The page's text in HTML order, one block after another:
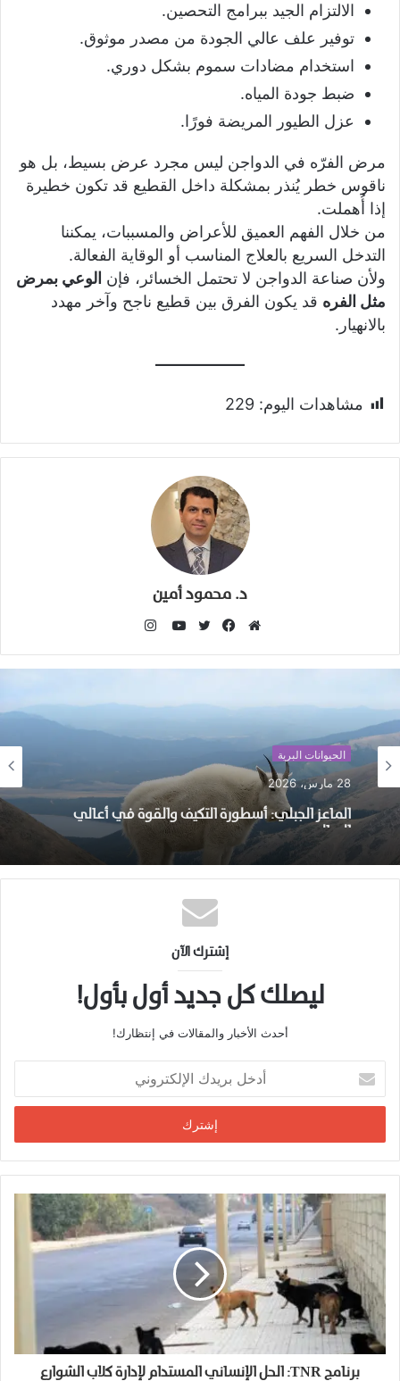
الالتزام الجيد ببرامج التحصين.
توفير علف عالي الجودة من مصدر موثوق.
استخدام مضادات سموم بشكل دوري.
ضبط جودة المياه.
عزل الطيور المريضة فورًا.
مرض الفرّه في الدواجن ليس مجرد عرض بسيط، بل هو
ناقوس خطر يُنذر بمشكلة داخل القطيع قد تكون خطيرة
إذا أُهملت.
من خلال الفهم العميق للأعراض والمسببات، يمكننا
التدخل السريع بالعلاج المناسب أو الوقاية الفعالة.
ولأن صناعة الدواجن لا تحتمل الخسائر، فإن الوعي بمرض
مثل الفره قد يكون الفرق بين قطيع ناجح وآخر مهدد
بالانهيار.
مشاهدات اليوم: 229
د. محمود أمين
الويب
الحيوانات البرية
28 مارس، 2026
الماعز الجبلي: أسطورة التكيف والقوة في أعالي
الجبال
إشترك الآن
ليصلك كل جديد أول بأول!
أحدث الأخبار والمقالات في إنتظارك!
بريدك
الإلكتروني
برنامج TNR: الحل الإنساني المستدام لإدارة كلاب الشوارع